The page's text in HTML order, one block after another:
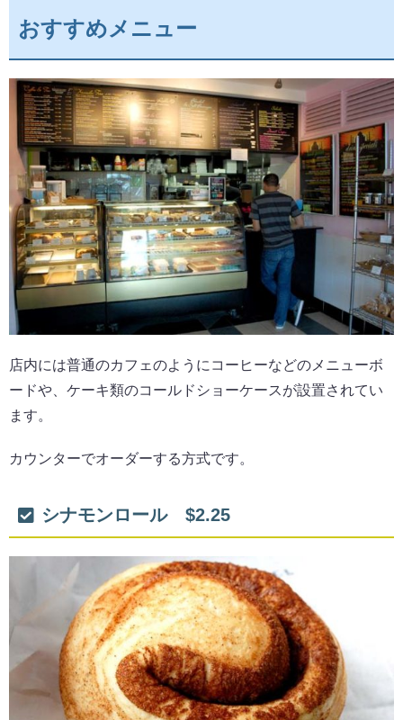
おすすめメニュー
店内には普通のカフェのようにコーヒーなどのメニューボ
ードや、ケーキ類のコールドショーケースが設置されてい
ます。
カウンターでオーダーする方式です。
シナモンロール $2.25